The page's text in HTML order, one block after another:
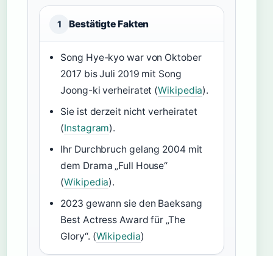
1 Bestätigte Fakten
Song Hye-kyo war von Oktober
2017 bis Juli 2019 mit Song
Joong-ki verheiratet (Wikipedia).
Sie ist derzeit nicht verheiratet
(Instagram).
Ihr Durchbruch gelang 2004 mit
dem Drama „Full House“
(Wikipedia).
2023 gewann sie den Baeksang
Best Actress Award für „The
Glory“. (Wikipedia)